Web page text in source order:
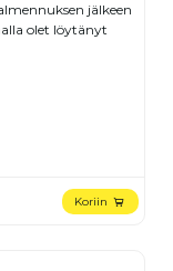
jälkeen
olet löytänyt
Koriin